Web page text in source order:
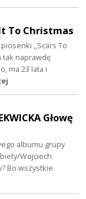
It To Christmas
,,Scars To
tak naprawdę
ma 23 lata i
Głowę
albumu grupy
Wojciech
Bo wszystkie